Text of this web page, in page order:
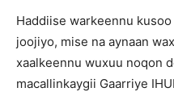
Haddiise warkeennu
joojiyo, mise na aynaan
xaalkeennu wuxuu noqon
macallinkaygii Gaarriye